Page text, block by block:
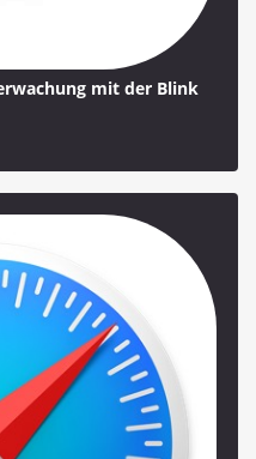
mit der Blink